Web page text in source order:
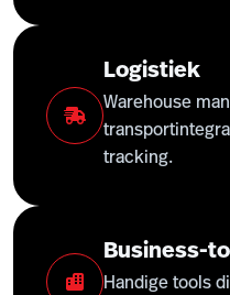
Warehouse
tracking.
Logistiek
Handige tools
Business-